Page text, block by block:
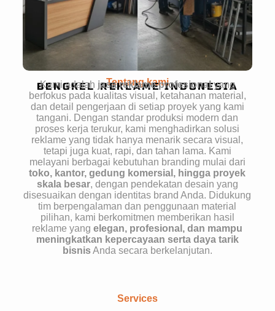
Tentang kami
BENGKEL REKLAME INDONESIA
Kami adalah jasa reklame profesionalyang
berfokus pada kualitas visual, ketahanan material,
dan detail pengerjaan di setiap proyek yang kami
tangani. Dengan standar produksi modern dan
proses kerja terukur, kami menghadirkan solusi
reklame yang tidak hanya menarik secara visual,
tetapi juga kuat, rapi, dan tahan lama. Kami
melayani berbagai kebutuhan branding mulai dari
toko, kantor, gedung komersial, hingga proyek
skala besar, dengan pendekatan desain yang
disesuaikan dengan identitas brand Anda. Didukung
tim berpengalaman dan penggunaan material
pilihan, kami berkomitmen memberikan hasil
reklame yangelegan, profesional, dan mampu
meningkatkan kepercayaan serta daya tarik
bisnisAnda secara berkelanjutan.
Services